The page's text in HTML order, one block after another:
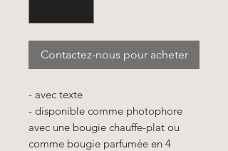
Contactez-nous pour acheter
- avec texte
- disponible comme photophore
avec une bougie chauffe-plat ou
comme bougie parfumée en 4